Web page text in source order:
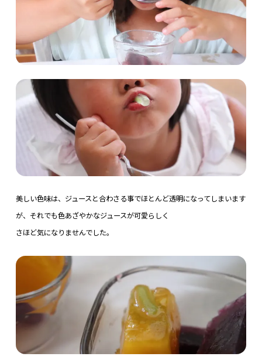
美しい色味は、ジュースと合わさる事でほとんど透明になってしまいます
が、それでも色あざやかなジュースが可愛らしく
さほど気になりませんでした。